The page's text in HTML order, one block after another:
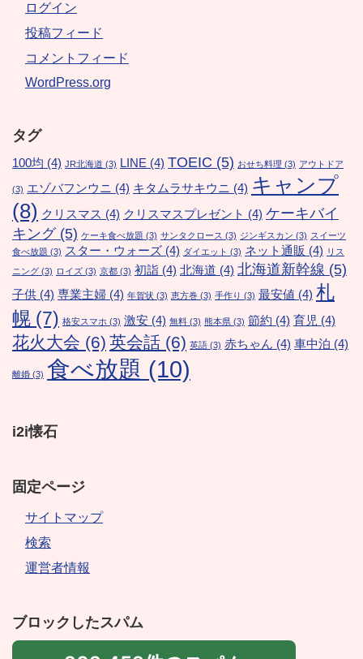
ログイン
投稿フィード
コメントフィード
WordPress.org
タグ
100均 (4) JR北海道 (3) LINE (4) TOEIC (5) おせち料理 (3) アウトドア
(3) エゾバフンウニ (4) キタムラサキウニ (4) キャンプ
(8) クリスマス (4) クリスマスプレゼント (4) ケーキバイ
キング(5) ケーキ食べ放題 (3) サンタクロース (3) ジンギスカン (3) スイーツ
食べ放題 (3) スター・ウォーズ (4) ダイエット (3) ネット通販 (4) リス
ニング (3) ロイズ (3) 京都 (3) 初詣 (4) 北海道 (4) 北海道新幹線 (5)
子供 (4) 専業主婦 (4) 年賀状 (3) 恵方巻 (3) 手作り (3) 最安値 (4) 札
幌 (7) 格安スマホ (3) 激安 (4) 無料 (3) 熊本県 (3) 節約 (4) 育児 (4)
花火大会 (6) 英会話 (6) 英語 (3) 赤ちゃん (4) 車中泊 (4)
離婚 (3) 食べ放題 (10)
i2i懐石
固定ページ
サイトマップ
検索
運営者情報
ブロックしたスパム